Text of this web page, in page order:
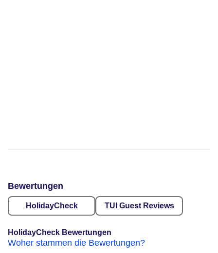
Bewertungen
HolidayCheck TUI Guest Reviews
HolidayCheck Bewertungen
Woher stammen die Bewertungen?